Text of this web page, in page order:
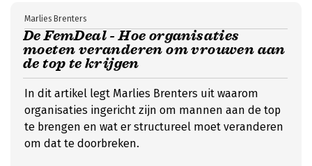
De FemDeal - Hoe organisaties
moeten veranderen om vrouwen aan
de top te krijgen
Marlies Brenters
In dit artikel legt Marlies Brenters uit waarom
organisaties ingericht zijn om mannen aan de top
te brengen en wat er structureel moet veranderen
om dat te doorbreken.